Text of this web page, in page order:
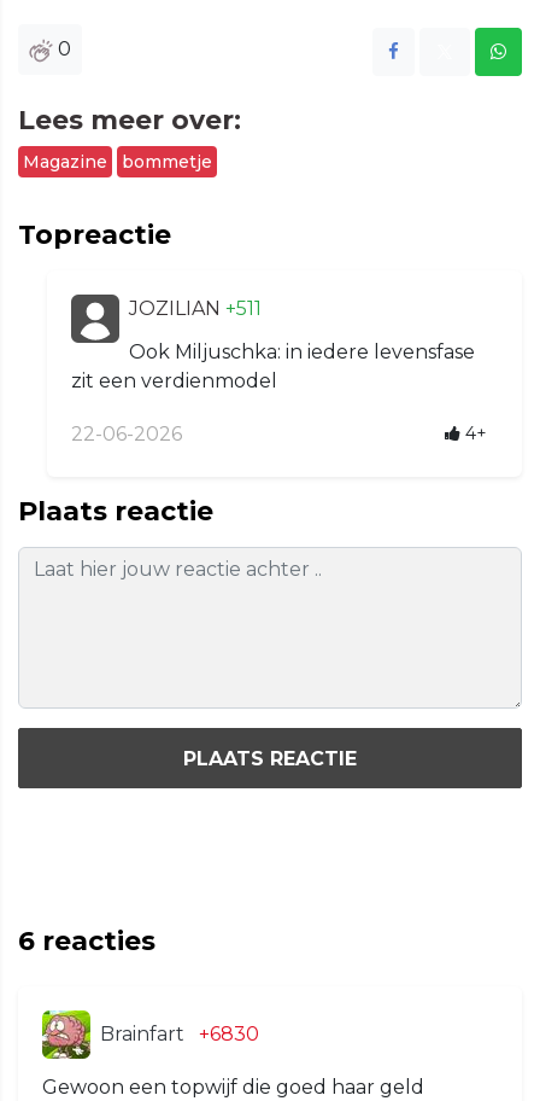
0
Lees meer over:
Magazine bommetje
Topreactie
JOZILIAN +511
Ook Miljuschka: in iedere levensfase
zit een verdienmodel
22-06-2026 4+
Plaats reactie
PLAATS REACTIE
6 reacties
Brainfart +6830
Gewoon een topwijf die goed haar geld